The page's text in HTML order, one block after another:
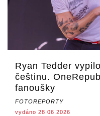
Ryan Tedder
češtinu.
fanoušky
FOTOREPORTY
vydáno 28.06.2026